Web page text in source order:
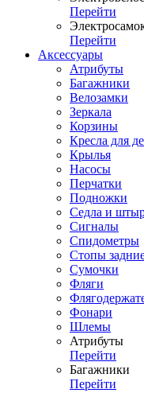
Перейти
Перейти
Аксессуары
Атрибуты
Багажники
Велозамки
Зеркала
Корзины
Кресла для
Крылья
Насосы
Перчатки
Подножки
Седла и
Сигналы
Спидометры
Стопы
Сумочки
Фляги
Фонари
Шлемы
Атрибуты
Перейти
Багажники
Перейти